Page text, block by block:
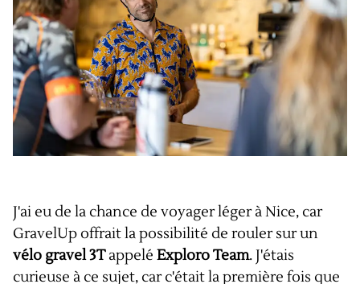
J'ai eu de la chance de voyager léger à Nice, car
GravelUp offrait la possibilité de rouler sur un
vélo gravel 3Tappelé Exploro Team. J'étais
curieuse à ce sujet, car c'était la première fois que